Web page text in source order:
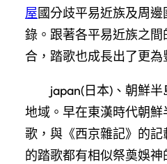
屋國分歧平易近族及周
錄。跟著各平易近族之
合，踏歌也成長出了更為
japan(日本)、朝鮮
地域。早在東漢時代朝
歌，與《西京雜記》的
的踏歌都有相似祭奠娛